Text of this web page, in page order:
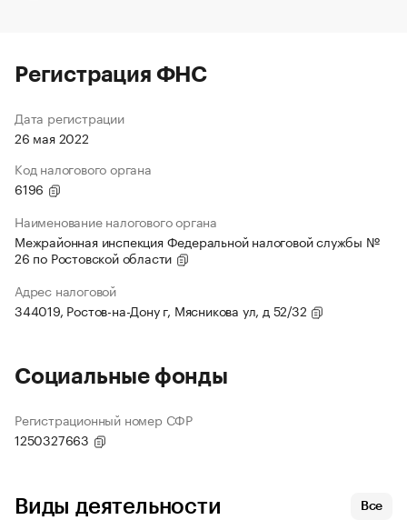
Регистрация ФНС
Дата регистрации
26 мая 2022
Код налогового органа
6196
Наименование налогового органа
Межрайонная инспекция Федеральной налоговой службы №
26 по Ростовской области
Адрес налоговой
344019, Ростов-на-Дону г, Мясникова ул, д 52/32
Социальные фонды
Регистрационный номер СФР
1250327663
Виды деятельности Все